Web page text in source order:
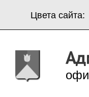
Цвета сайта: